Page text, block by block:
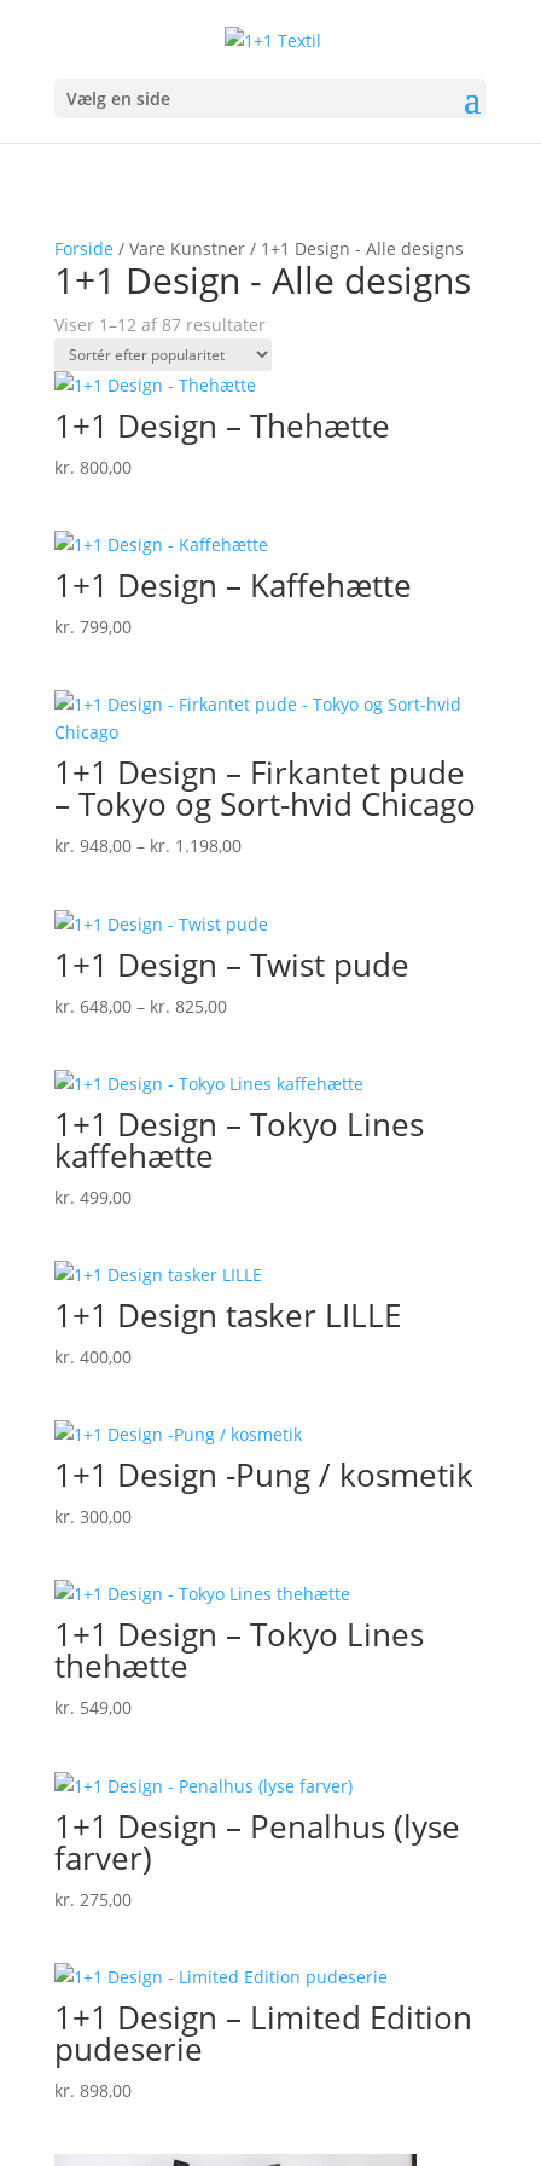
Vælg en side
Forside / Vare Kunstner / 1+1 Design - Alle designs
1+1 Design - Alle designs
Viser 1–12 af 87 resultaterSorteret
efter
1+1 Design – Thehætte
kr. 800,00
1+1 Design – Kaffehætte
kr. 799,00
1+1 Design – Firkantet pude
– Tokyo og Sort-hvid Chicago
kr. 948,00 – kr. 1.198,00Prisinterval:
kr. 1.198,00
1+1 Design – Twist pude
kr. 648,00 – kr. 825,00Prisinterval:
kr. 825,00
1+1 Design – Tokyo Lines
kaffehætte
kr. 499,00
1+1 Design tasker LILLE
kr. 400,00
1+1 Design -Pung / kosmetik
kr. 300,00
1+1 Design – Tokyo Lines
thehætte
kr. 549,00
1+1 Design – Penalhus (lyse
farver)
kr. 275,00
1+1 Design – Limited Edition
pudeserie
kr. 898,00